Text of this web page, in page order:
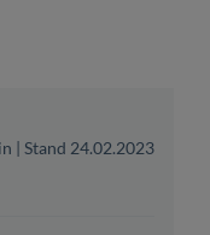
| Stand 24.02.2023